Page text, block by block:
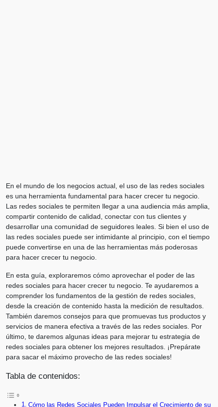
En el mundo de los negocios actual, el uso de las redes sociales
es una herramienta fundamental para hacer crecer tu negocio.
Las redes sociales te permiten llegar a una audiencia más amplia,
compartir contenido de calidad, conectar con tus clientes y
desarrollar una comunidad de seguidores leales. Si bien el uso de
las redes sociales puede ser intimidante al principio, con el tiempo
puede convertirse en una de las herramientas más poderosas
para hacer crecer tu negocio.
En esta guía, exploraremos cómo aprovechar el poder de las
redes sociales para hacer crecer tu negocio. Te ayudaremos a
comprender los fundamentos de la gestión de redes sociales,
desde la creación de contenido hasta la medición de resultados.
También daremos consejos para que promuevas tus productos y
servicios de manera efectiva a través de las redes sociales. Por
último, te daremos algunas ideas para mejorar tu estrategia de
redes sociales para obtener los mejores resultados. ¡Prepárate
para sacar el máximo provecho de las redes sociales!
Tabla de contenidos:
Cómo las Redes Sociales Pueden Impulsar el Crecimiento de su